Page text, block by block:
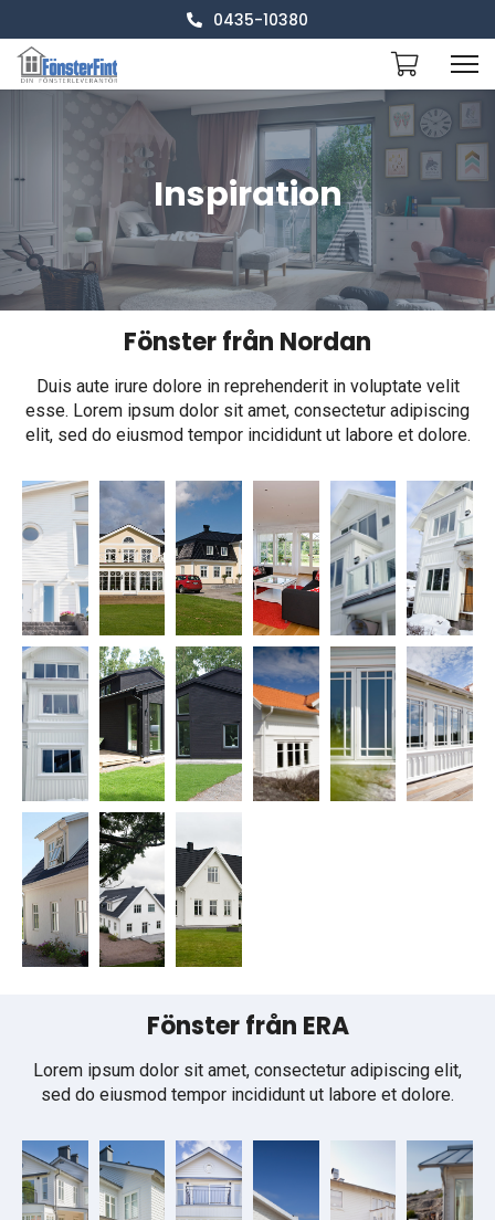
0435-10380
Inspiration
Fönster från Nordan
Duis aute irure dolore in reprehenderit in voluptate velit
esse. Lorem ipsum dolor sit amet, consectetur adipiscing
elit, sed do eiusmod tempor incididunt ut labore et dolore.
Fönster från ERA
Lorem ipsum dolor sit amet, consectetur adipiscing elit,
sed do eiusmod tempor incididunt ut labore et dolore.